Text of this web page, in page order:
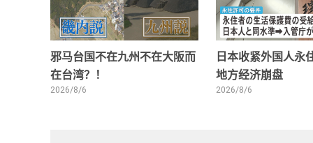
邪马台国不在九州不在大阪而
在台湾？！
2026/8/6
日本收紧外国人永
地方经济崩盘
2026/8/6